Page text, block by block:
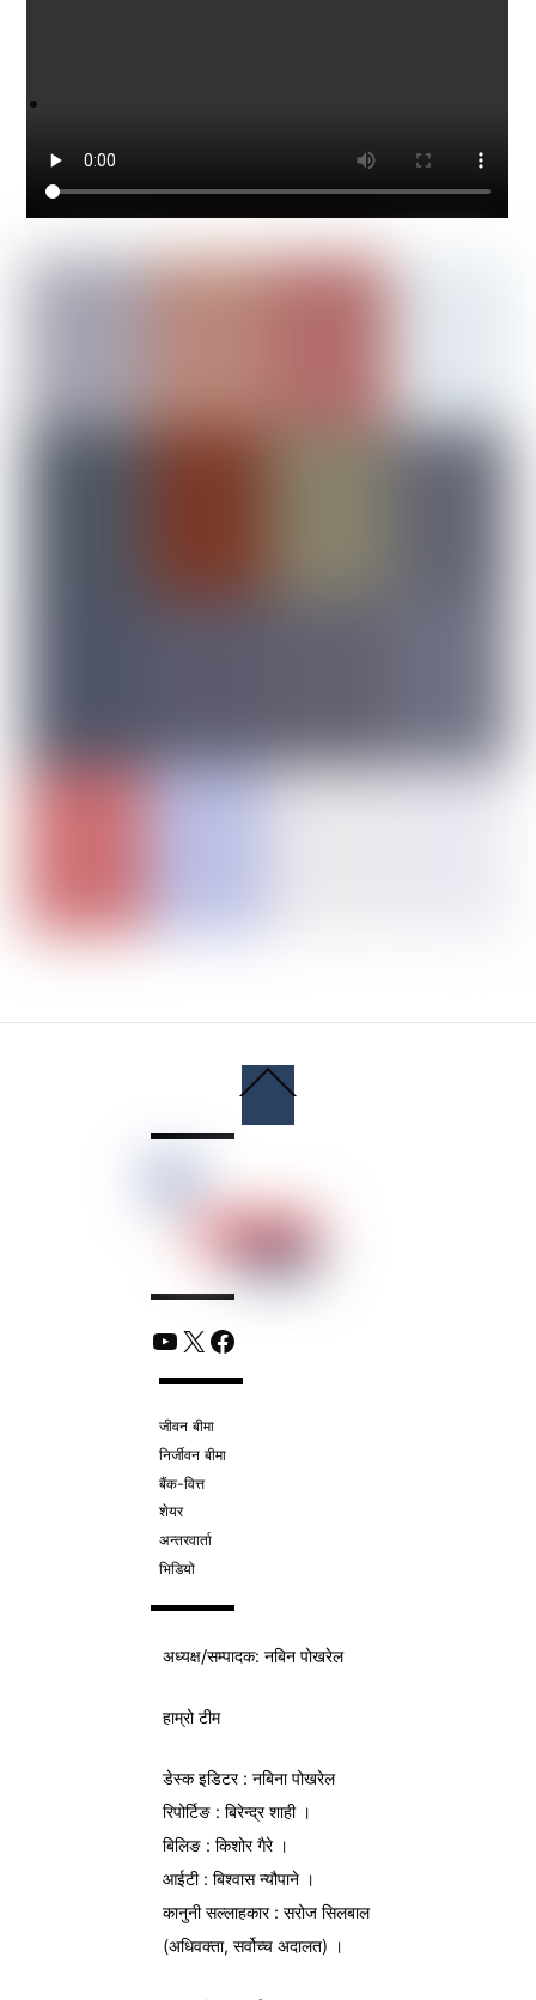
To
YouTube
X Facebook
जीवन बीमा
निर्जीवन बीमा
बैंक-वित्त
शेयर
अन्तरवार्ता
भिडियो
अध्यक्ष/सम्पादक: नबिन पोखरेल
हाम्रो टीम
डेस्क इडिटर : नबिना पोखरेल
रिपोर्टिङ : बिरेन्द्र शाही ।
बिलिङ : किशोर गैरे ।
आईटी : बिश्वास न्यौपाने ।
कानुनी सल्लाहकार : सरोज सिलबाल
(अधिवक्ता, सर्वोच्च अदालत) ।